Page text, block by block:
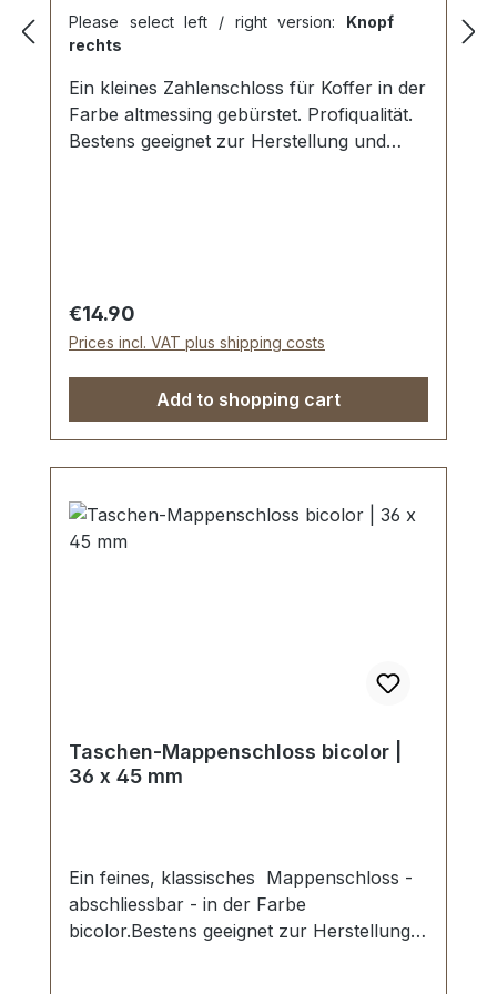
Please select left / right version: Knopf
rechts
Ein kleines Zahlenschloss für Koffer in der
Farbe altmessing gebürstet. Profiqualität.
Bestens geeignet zur Herstellung und
1 Stück Zahlenschloss 1 Stück Oberteil für
Zahlenschloss 1 Stück Anleitung zum
Einstellen der Wunschkombination 6
Stück Zweispitznieten zur Befestigung
Regular price:
€14.90
Prices incl. VAT plus shipping costs
Add to shopping cart
Taschen-Mappenschloss bicolor |
36 x 45 mm
Ein feines, klassisches Mappenschloss -
abschliessbar - in der Farbe
bicolor.Bestens geeignet zur Herstellung